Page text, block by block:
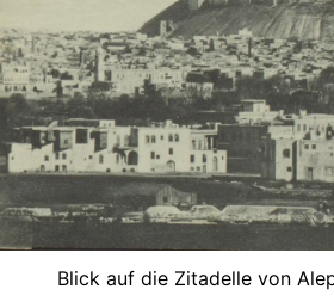
Blick auf die Zitadelle von